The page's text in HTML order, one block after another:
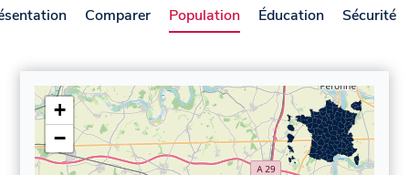
Comparer Population Éducation Sécurité
+
−